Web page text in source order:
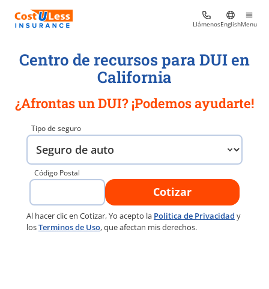
LlámenosEnglishMenu
Centro de recursos para DUI en
California
¿Afrontas un DUI? ¡Podemos ayudarte!
Tipo de seguro
Código Postal
Cotizar
Al hacer clic en Cotizar, Yo acepto la Politica de Privacidad y
losTerminos de Uso, que afectan mis derechos.